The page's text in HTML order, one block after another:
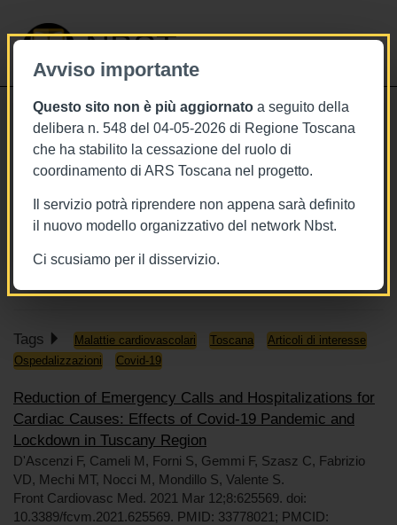
Avviso importante
Questo sito non è più aggiornato a seguito della
delibera n. 548 del 04-05-2026 di Regione Toscana
che ha stabilito la cessazione del ruolo di
coordinamento di ARS Toscana nel progetto.
Il servizio potrà riprendere non appena sarà definito
il nuovo modello organizzativo del network Nbst.
Ci scusiamo per il disservizio.
NBST
Riduzione delle chiamate di
emergenza e dei ricoveri per
problemi cardiaci durante il
lockdown in Toscana
Tags Malattie cardiovascolari Toscana
Articoli di interesse
Ospedalizzazioni
Covid-19
Reduction of Emergency Calls and Hospitalizations for
Cardiac Causes: Effects of Covid-19 Pandemic and
Lockdown in Tuscany Region
D'Ascenzi F, Cameli M, Forni S, Gemmi F, Szasz C, Fabrizio
VD, Mechi MT, Nocci M, Mondillo S, Valente S.
Front Cardiovasc Med. 2021 Mar 12;8:625569. doi:
10.3389/fcvm.2021.625569. PMID: 33778021; PMCID: